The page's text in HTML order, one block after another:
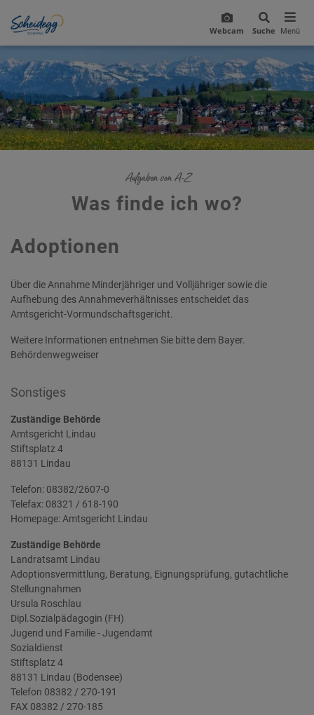
Webcam Suche Menü
Aufgaben von A-Z
Was finde ich wo?
Adoptionen
Über die Annahme Minderjähriger und Volljähriger sowie die
Aufhebung des Annahmeverhältnisses entscheidet das
Amtsgericht-Vormundschaftsgericht.
Weitere Informationen entnehmen Sie bitte dem Bayer.
Behördenwegweiser
Sonstiges
Zuständige Behörde
Amtsgericht Lindau
Stiftsplatz 4
88131 Lindau
Telefon: 08382/2607-0
Telefax: 08321 / 618-190
Homepage:Amtsgericht Lindau
Zuständige Behörde
Landratsamt Lindau
Adoptionsvermittlung, Beratung, Eignungsprüfung, gutachtliche
Stellungnahmen
Ursula Roschlau
Dipl.Sozialpädagogin (FH)
Jugend und Familie - Jugendamt
Sozialdienst
Stiftsplatz 4
88131 Lindau (Bodensee)
Telefon 08382 / 270-191
FAX 08382 / 270-185